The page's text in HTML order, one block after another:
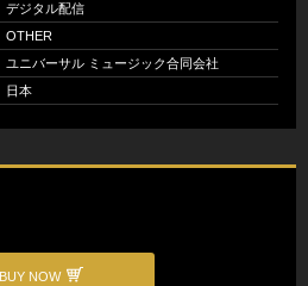
デジタル配信
OTHER
ユニバーサル ミュージック合同会社
日本
BUY NOW